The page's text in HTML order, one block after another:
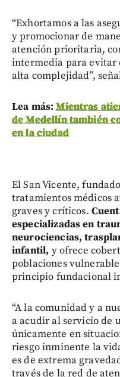
“Exhortamos a las
y promocionar de
atención prioritaria,
intermedia para evitar
alta complejidad”,
Lea más:Mientras
de Medellín también
en la ciudad
El San Vicente,
tratamientos médicos
graves y críticos.
especializadas en
neurociencias,
infantil, y ofrece
poblaciones
principio fundacional
“A la comunidad y a
a acudir al servicio de
únicamente en
riesgo inminente la
es de extrema
través de la red de